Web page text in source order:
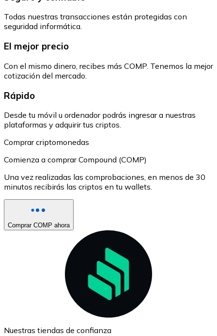
Todas nuestras transacciones están protegidas con
seguridad informática.
El mejor precio
Con el mismo dinero, recibes más COMP. Tenemos la mejor
cotización del mercado.
Rápido
Desde tu móvil u ordenador podrás ingresar a nuestras
plataformas y adquirir tus criptos.
Comprar criptomonedas
Comienza a comprar Compound (COMP)
Una vez realizadas las comprobaciones, en menos de 30
minutos recibirás las criptos en tu wallets.
Comprar COMP ahora
Nuestras tiendas de confianza